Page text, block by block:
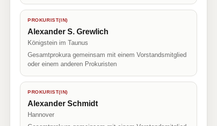
PROKURIST(IN)
Alexander S. Grewlich
Königstein im Taunus
Gesamtprokura gemeinsam mit einem Vorstandsmitglied
oder einem anderen Prokuristen
PROKURIST(IN)
Alexander Schmidt
Hannover